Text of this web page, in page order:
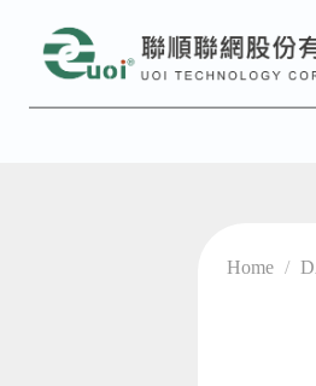
Home /